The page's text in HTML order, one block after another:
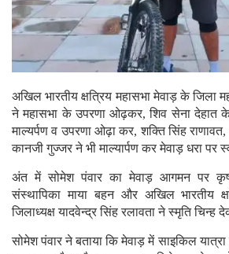
अखिल भारतीय क्षत्रिय महासभा मेवाड़ के जिला
ने महासभा के उपरणा ओढ़कर, शिव सेना देहात के
माल्यर्पण व उपरणा ओढ़ा कर, शक्ति सिंह राणावत,
कानजी गुज्जर ने भी माल्यार्पण कर मेवाड़ धरा पर
अंत में सोमेश पंवार का मेवाड़ आगमन पर
संस्थापिका माया बहन और अखिल भारतीय
जिलाध्यक्ष यादवेन्द्र सिंह रलावता ने स्मृति चिन्ह
सोमेश पंवार ने बताया कि मेवाड़ में साइकिल